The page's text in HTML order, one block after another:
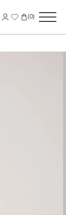
(0)